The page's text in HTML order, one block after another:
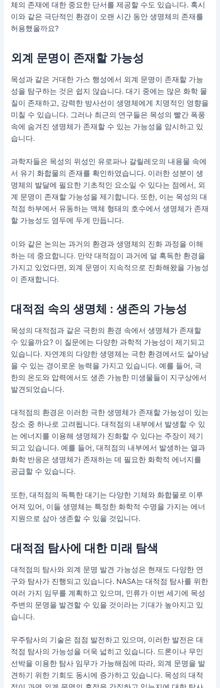
체의 존재에 대한 중요한 단서를 제공할 수도 있습니다. 혹시
이와 같은 극단적인 환경이 오랜 시간 동안 생명체의 존재를
허용했을까요?
외계 문명이 존재할 가능성
목성과 같은 거대한 가스 행성에서 외계 문명이 존재할 가능
성을 탐구하는 것은 쉽지 않습니다. 대기 중에는 많은 화학 물
질이 존재하고, 강력한 방사선이 생명체에게 치명적인 영향을
미칠 수 있습니다. 그러나 최근의 연구들은 목성의 빨간 폭풍
속에 숨겨진 생명체가 존재할 수 있는 가능성을 암시하고 있
습니다.
과학자들은 목성의 위성인 유로파나 갈릴레오의 내용물 속에
서 유기 화합물의 존재를 확인하였습니다. 이러한 성분이 생
명체의 발달에 필요한 기초적인 요소일 수 있다는 점에서, 외
계 문명이 존재할 가능성을 제기합니다. 또한, 이는 목성의 대
적점 하부에서 유동하는 액체 형태의 호수에서 생명체가 존재
할 가능성도 염두에 두게 만듭니다.
이와 같은 논의는 과거의 환경과 생명체의 진화 과정을 이해
하는 데 중요합니다. 만약 대적점이 과거에 덜 혹독한 환경을
가지고 있었다면, 외계 문명이 지속적으로 진화해왔을 가능성
이 존재합니다.
대적점 속의 생명체 : 생존의 가능성
목성의 대적점과 같은 극한의 환경 속에서 생명체가 존재할
수 있을까요? 이 질문에는 다양한 과학적 가능성이 제기되고
있습니다. 자연계의 다양한 생명체는 극한 환경에서도 살아남
을 수 있는 경이로운 능력을 가지고 있습니다. 예를 들어, 극
한의 온도와 압력에서도 생존 가능한 미생물들이 지구상에서
발견되었습니다.
대적점의 환경은 이러한 극한 생명체가 존재할 가능성이 있는
장소 중 하나로 고려됩니다. 대적점의 내부에서 발생할 수 있
는 에너지를 이용해 생명체가 진화할 수 있다는 주장이 제기
되고 있습니다. 예를 들어, 대적점의 내부에서 발생하는 열과
화학 반응은 생명체가 존재하는 데 필요한 화학적 에너지를
공급할 수 있습니다.
또한, 대적점의 독특한 대기는 다양한 기체와 화합물로 이루
어져 있어, 이들 생명체는 특정한 화학적 수명을 가지는 에너
지원으로 삼아 생존할 수 있을 것입니다.
대적점 탐사에 대한 미래 탐색
대적점의 탐사와 외계 문명 발견 가능성은 현재도 다양한 연
구와 탐사가 진행되고 있습니다. NASA는 대적점 탐사를 위한
여러 가지 임무를 계획하고 있으며, 인류가 이번 세기에 목성
주변의 문명을 발견할 수 있을 것이라는 기대가 높아지고 있
습니다.
우주탐사의 기술은 점점 발전하고 있으며, 이러한 발전은 대
적점 탐사의 가능성을 더욱 넓히고 있습니다. 드론이나 무인
선박을 이용한 탐사 임무가 가능해짐에 따라, 외계 문명을 발
견하기 위한 기회도 동시에 증가하고 있습니다. 목성의 대적